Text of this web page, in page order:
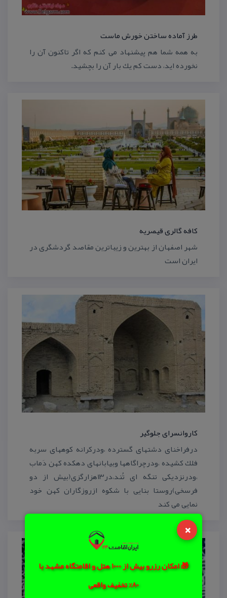
×
🎁 امکان رزرو بیش از 1000 هتل و اقامتگاه مشهد با
80% تخفیف واقعی
طرز آماده ساختن خورش ماست
به همه شما هم پیشنهاد می كنم كه اگر تاكنون آن را
نخورده اید، دست كم یك بار آن را بچشید.
كافه گالری قیصریه
شهر اصفهان از بهترین و زیباترین مقاصد گردشگری در
ایران است
كاروانسرای جلوگیر
درفراخنای دشتهای گسترده ،ودركرانه كوههای سربه
فلك كشیده ،ودرچراگاهها وبیابانهای دهكده كهن دَماب
،ودرنزدیكی تنگه ای تُند،در۱۳هزارگزی(بیش از دو
فرسخی)روستا بنایی با شكوه ازروزگاران كهن خود
نمایی می كند